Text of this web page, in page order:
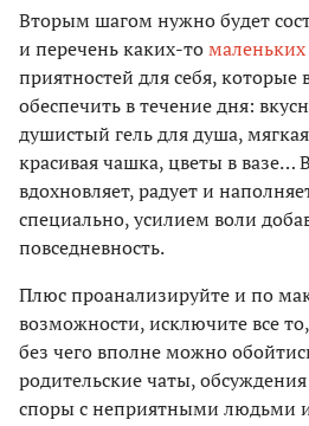
Вторым шагом нужно будет
и перечень каких-томаленьких
приятностей для себя, которые
обеспечить в течение дня:
душистый гель для душа,
красивая чашка, цветы в вазе…
вдохновляет, радует и
специально, усилием воли
повседневность.
Плюс проанализируйте и по
возможности, исключите все
без чего вполне можно
родительские чаты,
споры с неприятными людьми